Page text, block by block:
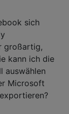
sich
großartig,
kann ich die
auswählen
Microsoft